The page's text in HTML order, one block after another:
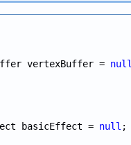
vertexBuffer = null
basicEffect = null ;